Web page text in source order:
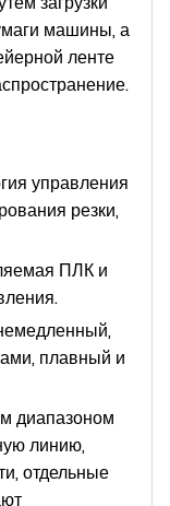
машины, а
ленте
управления
резки,
ПЛК и
плавный и
диапазоном
линию,
отдельные